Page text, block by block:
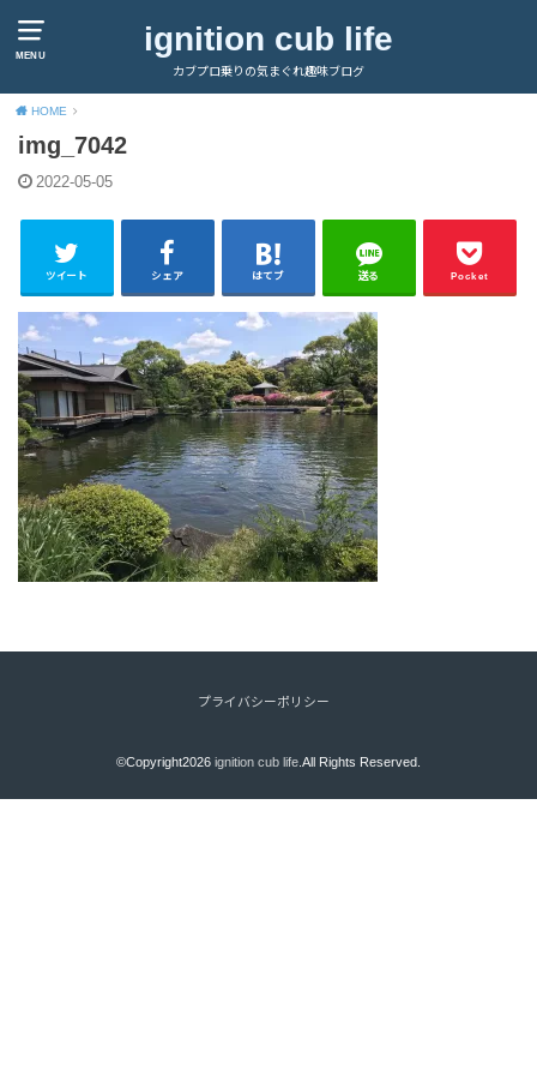
MENU ignition cub life
カブプロ乗りの気まぐれ趣味ブログ
HOME
img_7042
2022-05-05
ツイート シェア はてブ 送る Pocket
プライバシーポリシー
©Copyright2026 ignition cub life.All Rights Reserved.